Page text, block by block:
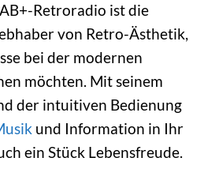
Retroradio ist die
von Retro-Ästhetik,
bei der modernen
möchten. Mit seinem
der intuitiven Bedienung
und Information in Ihr
ein Stück Lebensfreude.